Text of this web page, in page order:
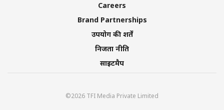
Careers
Brand Partnerships
उपयोग की शर्तें
निजता नीति
साइटमैप
©2026 TFI Media Private Limited